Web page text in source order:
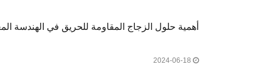
أهمية حلول الزجاج المقاومة للحريق في الهندسة